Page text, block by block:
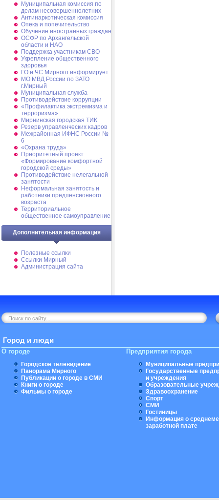
Муниципальная комиссия по
делам несовершеннолетних
Антинаркотическая комиссия
Опека и попечительство
Обучение иностранных граждан
ОСФР по Архангельской
области и НАО
Поддержка участникам СВО
Укрепление общественного
здоровья
ГО и ЧС Мирного информирует
МО МВД России по ЗАТО
г.Мирный
Муниципальная cлужба
Противодействие коррупции
«Профилактика экстремизма и
терроризма»
Мирнинская городская ТИК
Резерв управленческих кадров
Межрайонная ИФНС России №
6
«Охрана труда»
Приоритетный проект
«Формирование комфортной
городской среды»
Противодействие нелегальной
занятости
Неформальная занятость и
работники предпенсионного
возраста
Территориальное
общественное самоуправление
Дополнительная информация
Полезные ссылки
Ссылки Мирный
Администрация сайта
Город и люди
О городе
Городское телевидение
Панорама Мирного
Публикации о городе в СМИ
Книги о городе
Фильмы о городе
Предприятия города
Муниципальные
Государственные
и учреждения
Образовательные
Здравоохранение
Спорт
СМИ
Гостиницы
Информация о
заработной плате